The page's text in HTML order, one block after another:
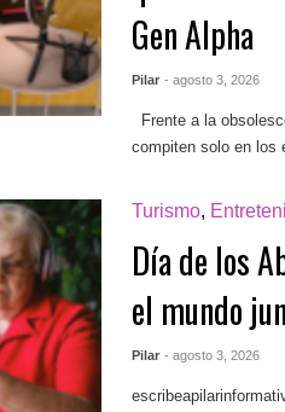
Gen Alpha
Pilar - agosto 3, 2026
Frente a la
compiten solo en los
Turismo,
Día de los
el mundo
Pilar - agosto 3, 2026